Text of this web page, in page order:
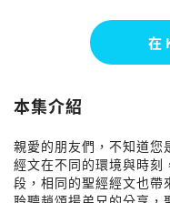
在
本集介紹
親愛的朋友們，不知道您
經文在不同的環境與時刻
段，相同的聖經經文也帶